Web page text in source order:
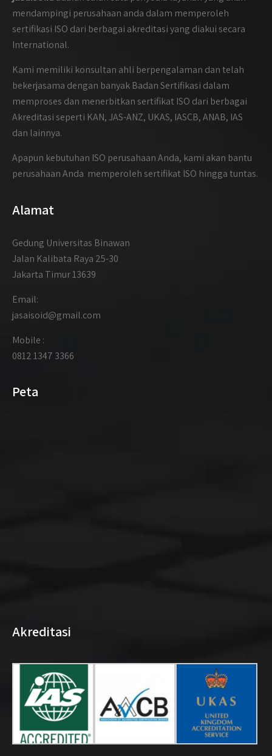
mendampingi perusahaan anda dalam memperoleh
sertifikasi ISO dari berbagai akreditasi yang diakui secara
International.
Kami memiliki konsultan ahli berpengalaman dan telah
bekerjasama dengan banyak Badan Sertifikasi dalam
memproses dan menerbitkan sertifikat ISO dari berbagai
Akreditasi seperti KAN, JAS-ANZ, UKAS, IASCB, ANAB, IAS
dan lainnya.
Apapun kebutuhan ISO perusahaan Anda, kami akan bantu
perusahaan Anda memperoleh sertifikat ISO hingga tuntas.
Alamat
Gedung Universitas Binawan
Jalan Kalibata Raya 25-30
Jakarta Timur 13639
Email:
jasaisoid@gmail.com
Mobile :
0812 1347 3366
Peta
Akreditasi